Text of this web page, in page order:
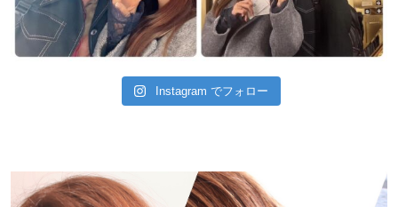
Instagram でフォロー